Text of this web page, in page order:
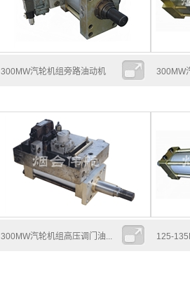
300MW汽轮机组旁路油动机 300MW
300MW汽轮机组高压调门油... 125-